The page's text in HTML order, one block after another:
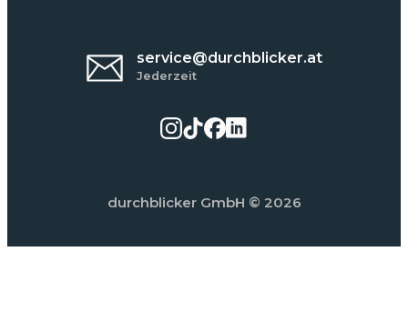
service@durchblicker.at
Jederzeit
durchblicker GmbH © 2026